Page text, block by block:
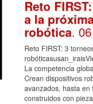
Reto
a la
robótica.
Reto FIRST: 3
La competencia
Crean dispositivos
avanzados, hasta
construidos con